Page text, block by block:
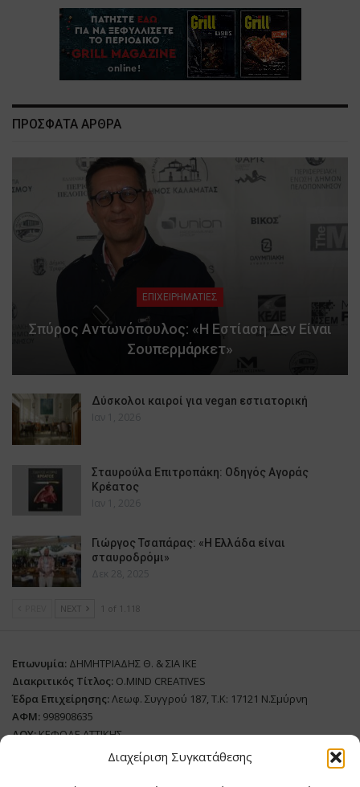
Διαχείριση Συγκατάθεσης
ΠΡΟΣΦΑΤΑ ΑΡΘΡΑ
ΕΠΙΧΕΙΡΗΜΑΤΙΕΣ
Σπύρος Αντωνόπουλος: «Η Εστίαση Δεν Είναι
Σουπερμάρκετ»
Δύσκολοι καιροί για vegan εστιατορική
Ιαν 1, 2026
Σταυρούλα Επιτροπάκη: Οδηγός Αγοράς
Κρέατος
Ιαν 1, 2026
Γιώργος Τσαπάρας: «Η Ελλάδα είναι
σταυροδρόμι»
Δεκ 28, 2025
NEXT 1 of 1.118
Επωνυμία: ΔΗΜΗΤΡΙΑΔΗΣ Θ. & ΣΙΑ ΙΚΕ
Διακριτικός Τίτλος: O.MIND CREATIVES
Έδρα Επιχείρησης:Λεωφ. Συγγρού 187, Τ.Κ: 17121 Ν.Σμύρνη
ΑΦΜ: 998908635
ΔΟΥ:ΚΕΦΟΔΕ ΑΤΤΙΚΗΣ
Όνομα Ιδιοκτήτη και Νόμιμο Πρόσωπο: Θεόδωρος Δημητριάδης